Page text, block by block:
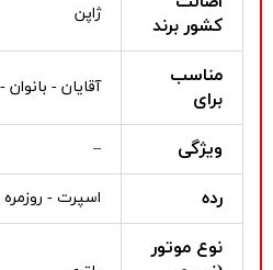
کشور برند
ژاپن
مناسب
برای
آقایان -
ویژگی –
رده اسپرت -
نوع موتور